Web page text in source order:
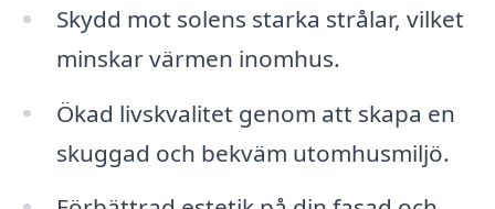
Skydd mot solens starka strålar, vilket
minskar värmen inomhus.
Ökad livskvalitet genom att skapa en
skuggad och bekväm utomhusmiljö.